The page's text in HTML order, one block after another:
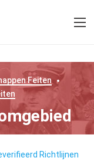
Feiten
Richtlijnen